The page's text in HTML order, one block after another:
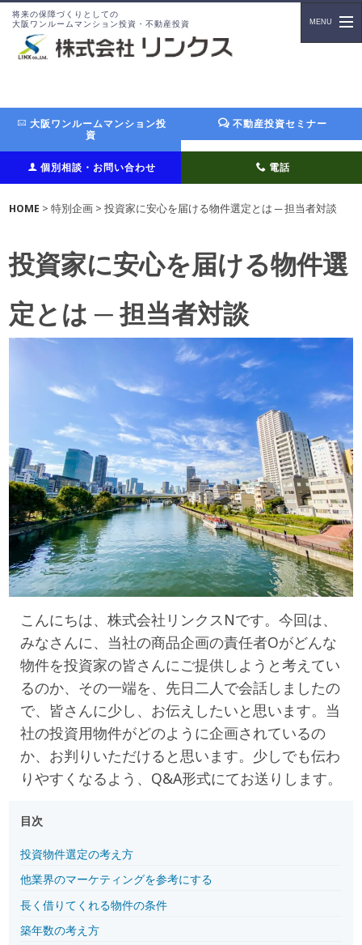
将来の保障づくりとしての
大阪ワンルームマンション投資・不動産投資
大阪ワンルームマンション投
資
不動産投資セミナー
個別相談・お問い合わせ 電話
HOME > 特別企画 > 投資家に安心を届ける物件選定とは ─ 担当者対談
投資家に安心を届ける物件選
定とは ─ 担当者対談
こんにちは、株式会社リンクスNです。今回は、
みなさんに、当社の商品企画の責任者Oがどんな
物件を投資家の皆さんにご提供しようと考えてい
るのか、その一端を、先日二人で会話しましたの
で、皆さんに少し、お伝えしたいと思います。当
社の投資用物件がどのように企画されているの
か、お判りいただけると思います。少しでも伝わ
りやすくなるよう、Q&A形式にてお送りします。
目次
投資物件選定の考え方
他業界のマーケティングを参考にする
長く借りてくれる物件の条件
築年数の考え方